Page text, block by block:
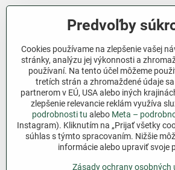
Všetko o nákupe
Ďakujeme za podporu
Sme slovenský e-shop bez
vďaka vám – ľuďom, ktorí veria
lásku k pôde​. Každý nákup na
pokračovať v tom, čo má
záhradkárom zadarmo a
Predvoľby
Cookies používame na zlepšenie vašej
stránky, analýzu jej výkonnosti a
používaní. Na tento účel môžeme
tretích strán a zhromaždené údaje
partnerom v EÚ, USA alebo iných
zlepšenie relevancie reklám využíva
podrobnosti tu alebo Meta –
Instagram). Kliknutím na „Prijať všetky
súhlas s týmto spracovaním. Nižšie
informácie alebo upraviť svoje
Zásady ochrany osobných